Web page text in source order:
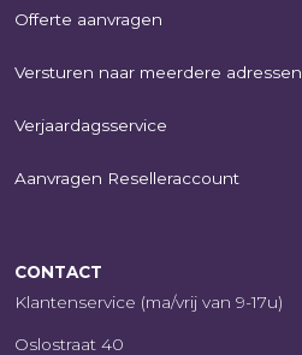
Offerte aanvragen
Versturen naar meerdere adressen
Verjaardagsservice
Aanvragen Reselleraccount
CONTACT
Klantenservice (ma/vrij van 9-17u)
Oslostraat 40